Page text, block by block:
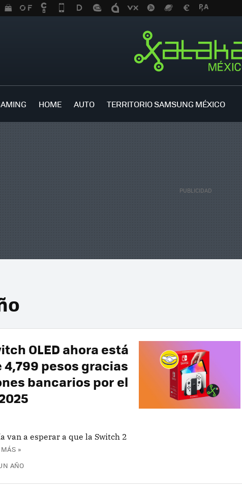
HOME AUTO TERRITORIO SAMSUNG MÉXICO
OLED ahora está
4,799 pesos gracias
bancarios por el
van a esperar a que la Switch 2
»
AÑO